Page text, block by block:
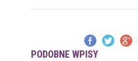
PODOBNE WPISY